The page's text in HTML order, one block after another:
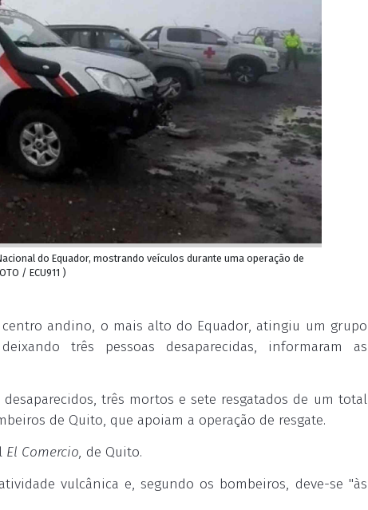
do Equador, mostrando veículos durante uma operação de
/ ECU911 )
andino, o mais alto do Equador, atingiu um grupo
três pessoas desaparecidas, informaram as
três mortos e sete resgatados de um total
de Quito, que apoiam a operação de resgate.
El Comercio, de Quito.
vulcânica e, segundo os bombeiros, deve-se "às